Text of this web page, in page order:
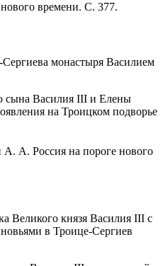
времени. С. 377.
монастыря Василием
сына Василия III и Елены
на Троицком подворье
А. Россия на пороге нового
Великого князя Василия III с
в Троице-Сергиев